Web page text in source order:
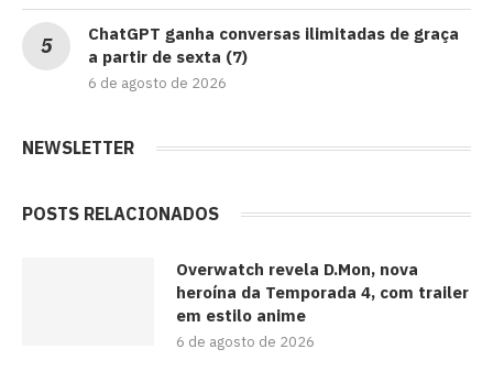
ChatGPT ganha conversas ilimitadas de graça
a partir de sexta (7)
6 de agosto de 2026
NEWSLETTER
POSTS RELACIONADOS
Overwatch revela D.Mon, nova
heroína da Temporada 4, com trailer
em estilo anime
6 de agosto de 2026